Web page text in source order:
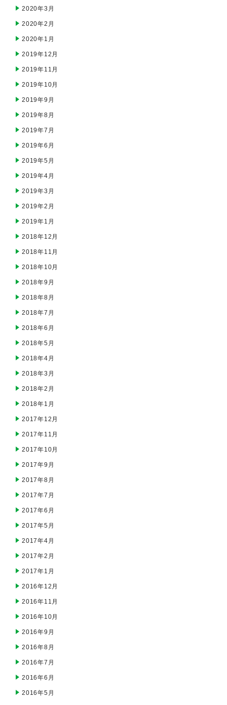
2020年3月
2020年2月
2020年1月
2019年12月
2019年11月
2019年10月
2019年9月
2019年8月
2019年7月
2019年6月
2019年5月
2019年4月
2019年3月
2019年2月
2019年1月
2018年12月
2018年11月
2018年10月
2018年9月
2018年8月
2018年7月
2018年6月
2018年5月
2018年4月
2018年3月
2018年2月
2018年1月
2017年12月
2017年11月
2017年10月
2017年9月
2017年8月
2017年7月
2017年6月
2017年5月
2017年4月
2017年2月
2017年1月
2016年12月
2016年11月
2016年10月
2016年9月
2016年8月
2016年7月
2016年6月
2016年5月